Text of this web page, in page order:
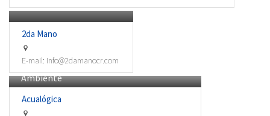
2da Mano
E-mail: info@2damanocr.com
Ambiente
Acualógica